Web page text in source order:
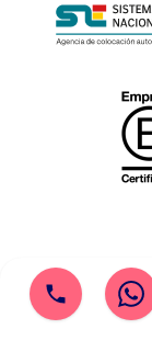
Aviso legal